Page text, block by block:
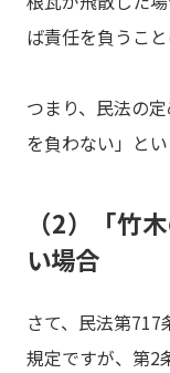
ば責任を負うこと
つまり、民法の
を負わない」と
（2）「竹
い場合
さて、民法第
規定ですが、第2